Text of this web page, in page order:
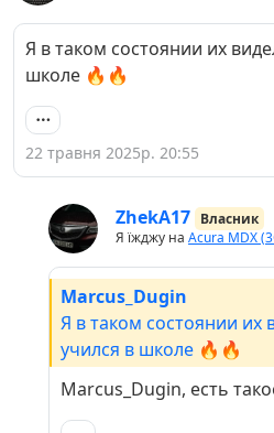
Я в таком состоянии их
школе 🔥🔥
22 травня 2025р. 20:55
ZhekA17 Власник
Я їжджу на Acura MDX
Marcus_Dugin
Я в таком состоянии их
учился в школе 🔥🔥
Marcus_Dugin, есть